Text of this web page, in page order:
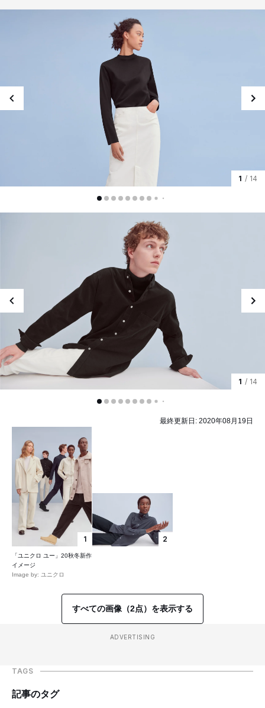
1 / 14
1 / 14
最終更新日: 2020年08月19日
1
「ユニクロ ユー」20秋冬新作
イメージ
Image by: ユニクロ
2
すべての画像（2点）を表示する
ADVERTISING
TAGS
記事のタグ